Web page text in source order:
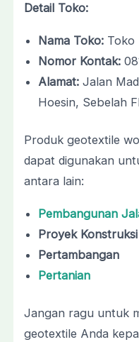
Detail Toko:
Nama Toko:Toko
Nomor Kontak:
Alamat:Jalan
Hoesin, Sebelah
Produk geotextile
dapat digunakan
antara lain:
Pembangunan
Proyek Konstruksi
Pertambangan
Pertanian
Jangan ragu untuk
geotextile Anda